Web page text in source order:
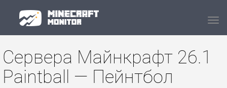
Сервера Майнкрафт 26.1
Paintball — Пейнтбол